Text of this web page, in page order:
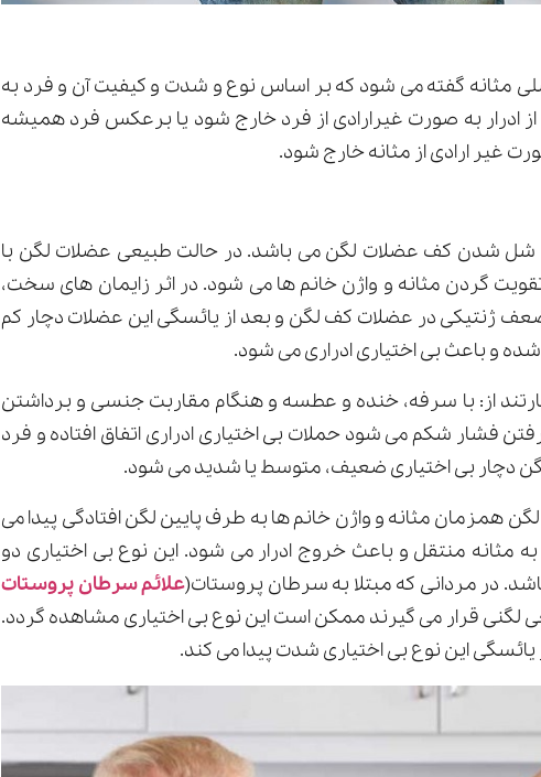
مثانه گفته می شود که بر اساس نوع و شدت و کیفیت آن و فرد به
ادرار به صورت غیرارادی از فرد خارج شود یا برعکس فرد همیشه
غیر ارادی از مثانه خارج شود.
شل شدن کف عضلات لگن می باشد. در حالت طبیعی عضلات لگن با
گردن مثانه و واژن خانم ها می شود. در اثر زایمان های سخت،
ضعف ژنتیکی در عضلات کف لگن و بعد از یائسگی این عضلات دچار کم
و باعث بی اختیاری ادراری می شود.
از: با سرفه، خنده و عطسه و هنگام مقاربت جنسی و برداشتن
فشار شکم می شود حملات بی اختیاری ادراری اتفاق افتاده و فرد
بی اختیاری ضعیف، متوسط یا شدید می شود.
مثانه و واژن خانم ها به طرف پایین لگن افتادگی پیدا می
مثانه منتقل و باعث خروج ادرار می شود. این نوع بی اختیاری دو
در مردانی که مبتلا به سرطان پروستات(علائم سرطان پروستات
لگنی قرار می گیرند ممکن است این نوع بی اختیاری مشاهده گردد.
یائسگی این نوع بی اختیاری شدت پیدا می کند.